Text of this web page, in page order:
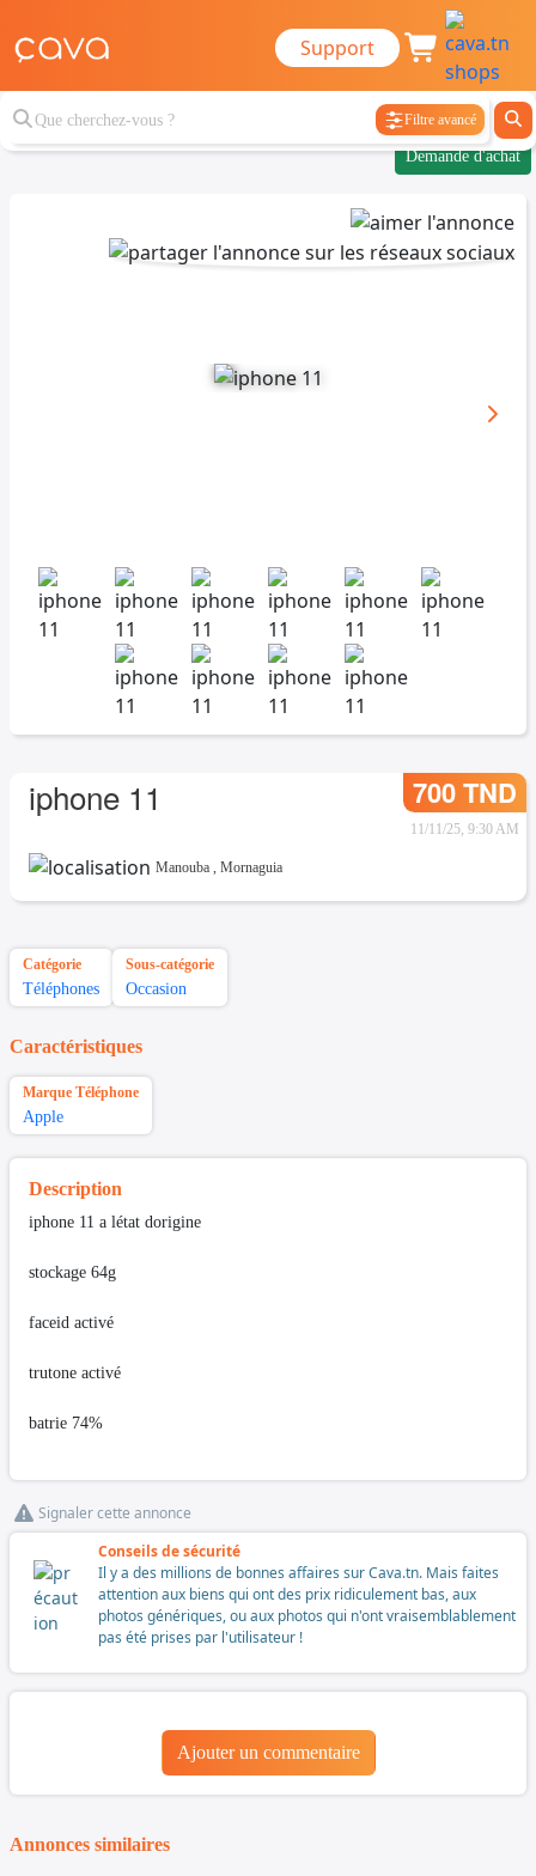
Support
Filtre avancé
Demande d'achat
iphone 11 700 TND
11/11/25, 9:30 AM
Manouba , Mornaguia
Catégorie
Téléphones
Sous-catégorie
Occasion
Caractéristiques
Marque Téléphone
Apple
Description
iphone 11 a létat dorigine
stockage 64g
faceid activé
trutone activé
batrie 74%
Signaler cette annonce
Conseils de sécurité
Il y a des millions de bonnes affaires sur Cava.tn. Mais faites
attention aux biens qui ont des prix ridiculement bas, aux
photos génériques, ou aux photos qui n'ont vraisemblablement
pas été prises par l'utilisateur !
Ajouter un commentaire
Annonces similaires